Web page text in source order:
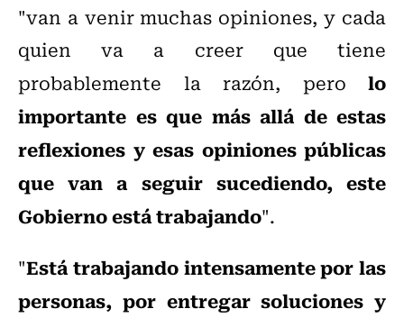
"van a venir muchas opiniones, y cada
quien va a creer que tiene
probablemente la razón, pero lo
importante es que más allá de estas
reflexiones y esas opiniones públicas
que van a seguir sucediendo, este
Gobierno está trabajando".
"Está trabajando intensamente por las
personas, por entregar soluciones y